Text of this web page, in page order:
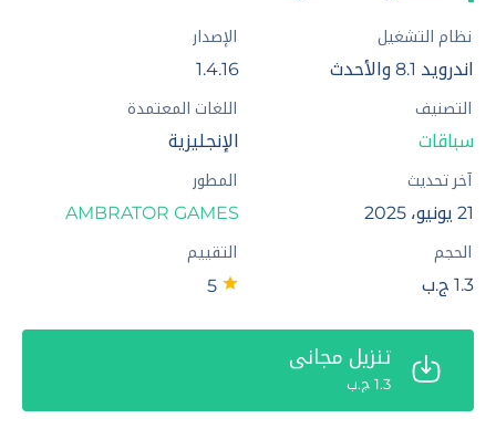
نظام التشغيل
اندرويد 8.1 والأحدث
الإصدار
1.4.16
التصنيف
سباقات
اللغات المعتمدة
الإنجليزية
آخر تحديث
21 يونيو، 2025
المطور
AMBRATOR GAMES‏
الحجم
1.3 ج.ب
التقييم
تنزيل مجاني
1.3 ج.ب